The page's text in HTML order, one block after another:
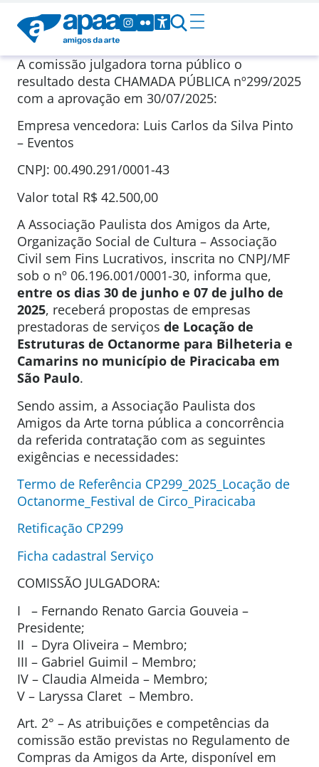
A comissão julgadora torna público o
resultado desta CHAMADA PÚBLICA nº299/2025
com a aprovação em 30/07/2025:
Empresa vencedora: Luis Carlos da Silva Pinto
– Eventos
CNPJ: 00.490.291/0001-43
Valor total R$ 42.500,00
A Associação Paulista dos Amigos da Arte,
Organização Social de Cultura – Associação
Civil sem Fins Lucrativos, inscrita no CNPJ/MF
sob o nº 06.196.001/0001-30, informa que,
entre os dias 30 de junho e 07 de julho de
2025, receberá propostas de empresas
prestadoras de serviços de Locação de
Estruturas de Octanorme para Bilheteria e
Camarins no município de Piracicaba em
São Paulo.
Sendo assim, a Associação Paulista dos
Amigos da Arte torna pública a concorrência
da referida contratação com as seguintes
exigências e necessidades:
Termo de Referência CP299_2025_Locação de
Octanorme_Festival de Circo_Piracicaba
Retificação CP299
Ficha cadastral Serviço
COMISSÃO JULGADORA:
I – Fernando Renato Garcia Gouveia –
Presidente;
II – Dyra Oliveira – Membro;
III – Gabriel Guimil – Membro;
IV – Claudia Almeida – Membro;
V – Laryssa Claret – Membro.
Art. 2° – As atribuições e competências da
comissão estão previstas no Regulamento de
Compras da Amigos da Arte, disponível em